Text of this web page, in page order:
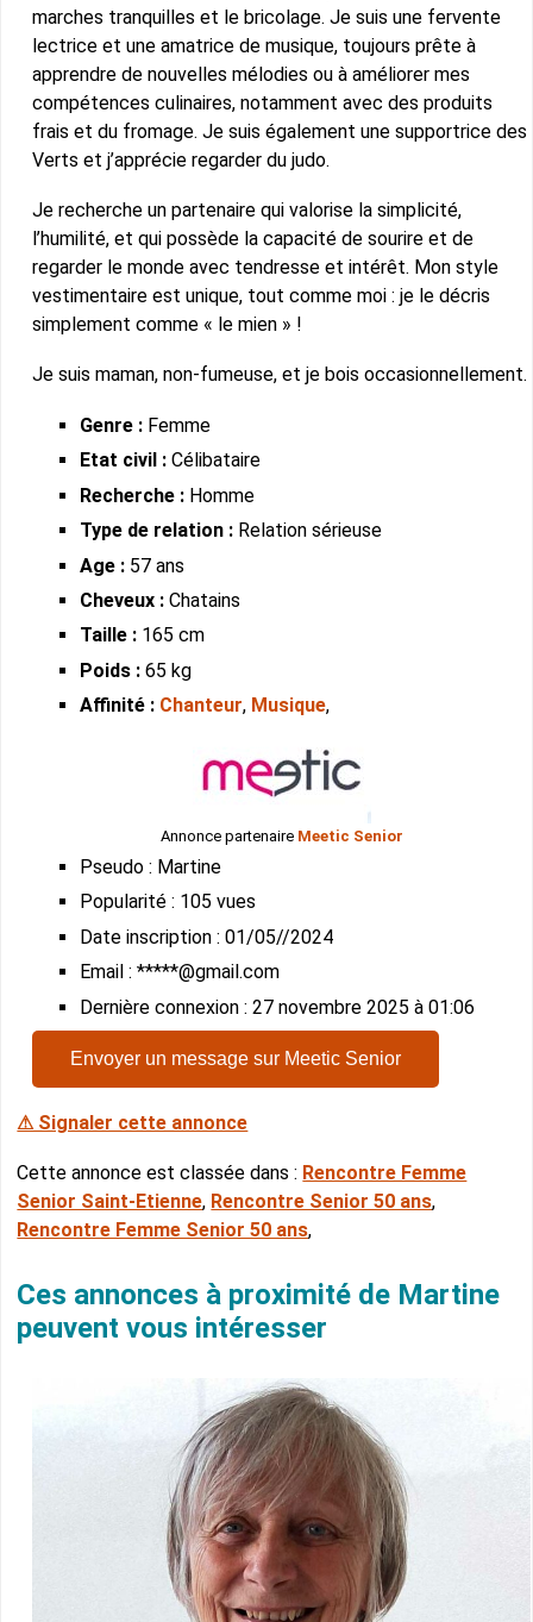
marches tranquilles et le bricolage. Je suis une fervente
lectrice et une amatrice de musique, toujours prête à
apprendre de nouvelles mélodies ou à améliorer mes
compétences culinaires, notamment avec des produits
frais et du fromage. Je suis également une supportrice des
Verts et j’apprécie regarder du judo.
Je recherche un partenaire qui valorise la simplicité,
l’humilité, et qui possède la capacité de sourire et de
regarder le monde avec tendresse et intérêt. Mon style
vestimentaire est unique, tout comme moi : je le décris
simplement comme « le mien » !
Je suis maman, non-fumeuse, et je bois occasionnellement.
Genre : Femme
Etat civil : Célibataire
Recherche : Homme
Type de relation : Relation sérieuse
Age : 57 ans
Cheveux : Chatains
Taille : 165 cm
Poids : 65 kg
Affinité : Chanteur, Musique,
Annonce partenaire Meetic Senior
Pseudo : Martine
Popularité : 105 vues
Date inscription : 01/05//2024
Email : *****@gmail.com
Dernière connexion : 27 novembre 2025 à 01:06
Envoyer un message sur Meetic Senior
⚠ Signaler cette annonce
Cette annonce est classée dans : Rencontre Femme
Senior Saint-Etienne, Rencontre Senior 50 ans,
Rencontre Femme Senior 50 ans,
Ces annonces à proximité de Martine
peuvent vous intéresser